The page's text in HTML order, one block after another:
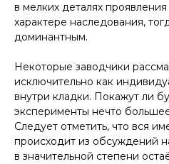
в мелких деталях
характере наследования,
доминантным.
Некоторые заводчики
исключительно как
внутри кладки. Покажут ли
эксперименты нечто
Следует отметить, что вся
происходит из обсуждений
в значительной степени